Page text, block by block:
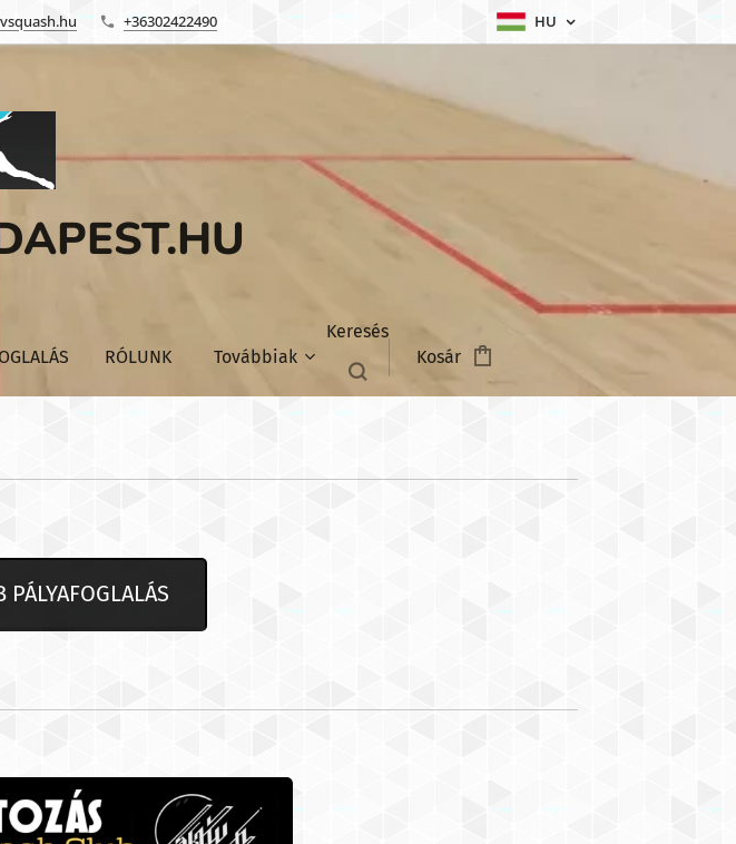
+36302422490 HU
RÓLUNK Továbbiak
Keresés
Kosár